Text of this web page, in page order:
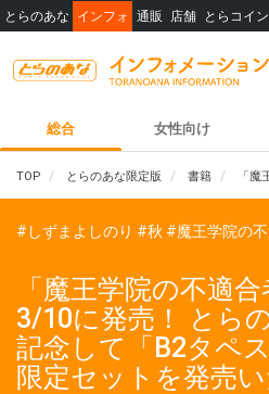
とらのあな インフォ 通販 店舗 とらコイン
総合 女性向け
TOP とらのあな限定版 書籍 「
#しずまよしのり #秋 #魔王学院の
「魔王学院の不適
3/10に発売！ とら
記念して「B2タペ
限定セットを発売い